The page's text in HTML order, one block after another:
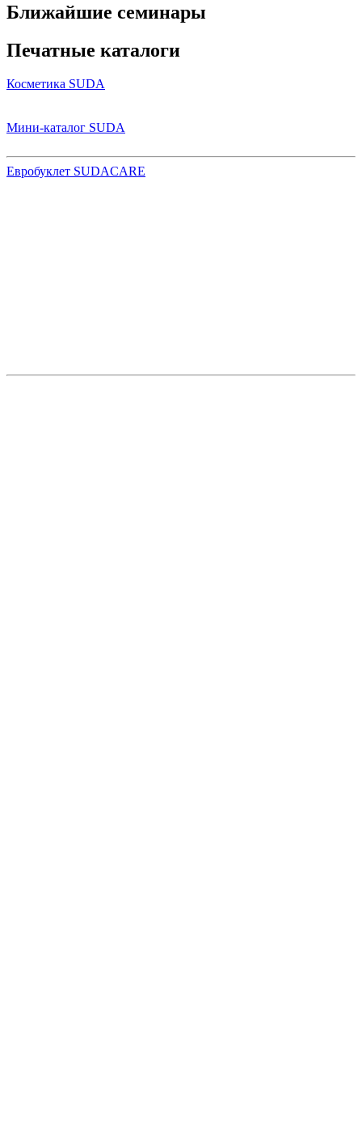
Ближайшие семинары
Печатные каталоги
Косметика SUDA
Мини-каталог SUDA
Евробуклет SUDACARE